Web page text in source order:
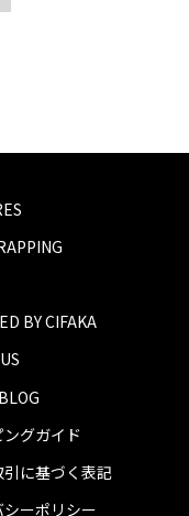
ー
BY CIFAKA
グガイド
に基づく表記
ーポリシー